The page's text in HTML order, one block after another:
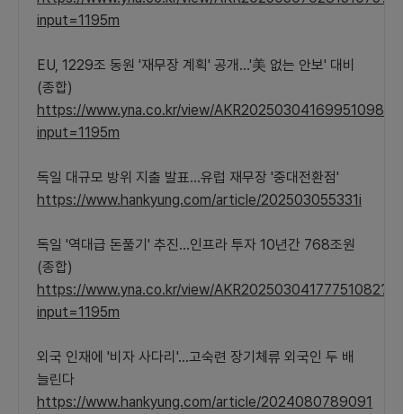
input=1195m
EU, 1229조 동원 '재무장 계획' 공개…'美 없는 안보' 대비
(종합)
https://www.yna.co.kr/view/AKR20250304169951098?
input=1195m
독일 대규모 방위 지출 발표…유럽 재무장 '중대전환점'
https://www.hankyung.com/article/202503055331i
독일 '역대급 돈풀기' 추진…인프라 투자 10년간 768조원
(종합)
https://www.yna.co.kr/view/AKR20250304177751082?
input=1195m
외국 인재에 '비자 사다리'…고숙련 장기체류 외국인 두 배
늘린다
https://www.hankyung.com/article/2024080789091